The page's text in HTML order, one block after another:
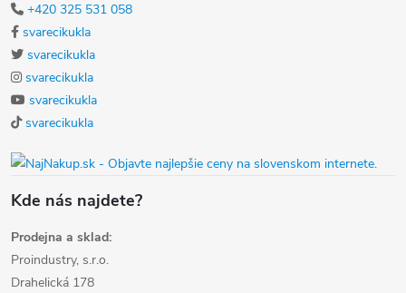
+420 325 531 058
svarecikukla
svarecikukla
svarecikukla
svarecikukla
svarecikukla
Kde nás najdete?
Prodejna a sklad:
Proindustry, s.r.o.
Drahelická 178